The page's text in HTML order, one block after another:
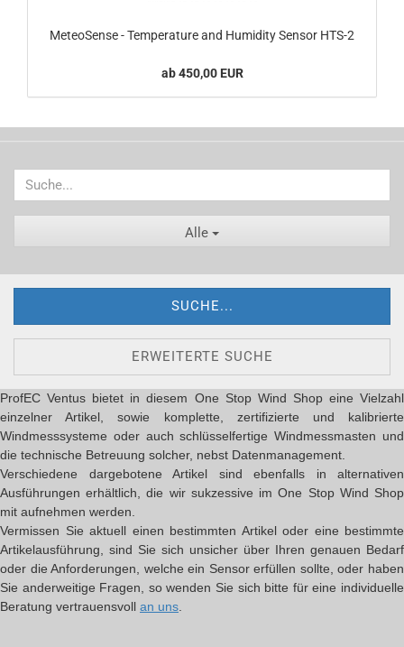
MeteoSense - Temperature and Humidity Sensor HTS-2
ab 450,00 EUR
Alle
SUCHE...
ERWEITERTE SUCHE
ProfEC Ventus bietet in diesem One Stop Wind Shop eine Vielzahl
einzelner Artikel, sowie komplette, zertifizierte und kalibrierte
Windmesssysteme oder auch schlüsselfertige Windmessmasten und
die technische Betreuung solcher, nebst Datenmanagement.
Verschiedene dargebotene Artikel sind ebenfalls in alternativen
Ausführungen erhältlich, die wir sukzessive im One Stop Wind Shop
mit aufnehmen werden.
Vermissen Sie aktuell einen bestimmten Artikel oder eine bestimmte
Artikelausführung, sind Sie sich unsicher über Ihren genauen Bedarf
oder die Anforderungen, welche ein Sensor erfüllen sollte, oder haben
Sie anderweitige Fragen, so wenden Sie sich bitte für eine individuelle
Beratung vertrauensvoll an uns